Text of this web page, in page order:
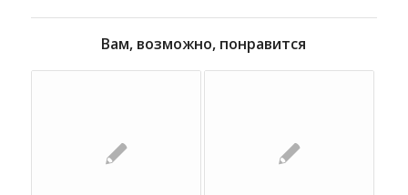
Вам, возможно, понравится